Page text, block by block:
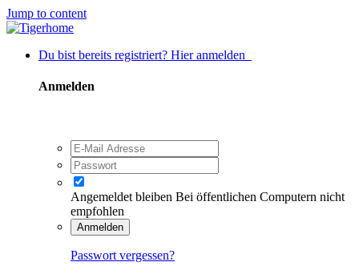
Jump to content
Du bist bereits registriert? Hier anmelden
Anmelden
Angemeldet bleiben Bei öffentlichen Computern nicht
empfohlen
Anmelden
Passwort vergessen?